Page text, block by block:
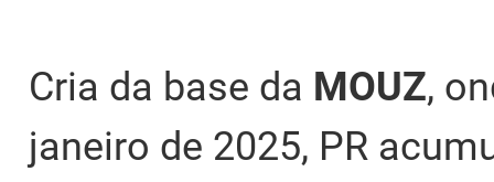
Cria da base da MOUZ,
janeiro de 2025, PR